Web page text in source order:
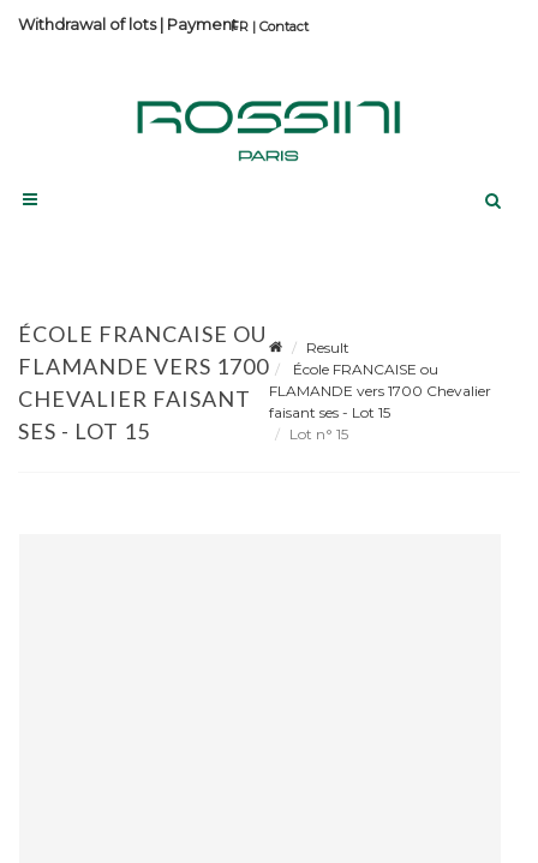
Contact
Withdrawal of lots| Payment
ÉCOLE FRANCAISE OU
FLAMANDE VERS 1700
CHEVALIER FAISANT
SES - LOT 15
Result
École FRANCAISE ou
FLAMANDE vers 1700 Chevalier
faisant ses - Lot 15
Lot n° 15